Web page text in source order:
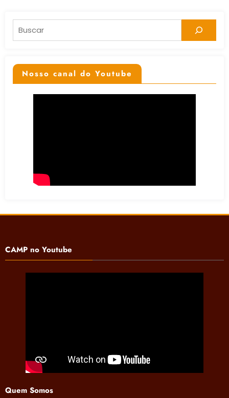
Pesquisar
Nosso canal do Youtube
CAMP no Youtube
Quem Somos